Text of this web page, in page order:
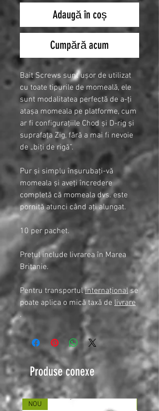
Adaugă în coș
Cumpără acum
Bait Screws sunt ușor de utilizat
cu toate tipurile de momeală, ele
sunt modalitatea perfectă de a-ți
atașa momeala pe platforme, cum
ar fi configurațiile Chod și D-rig și
suprafața Zig, fără a mai fi nevoie
de „biți de rigă”.
Pur și simplu înșurubați-vă
momeala și aveți încredere
completă că momeala dvs. este
pornită atunci când ați alungat.
10 per pachet.
Prețul include livrarea în Marea
Britanie.
Pentru transportulinternaționalse
poate aplica o mică taxă de livrare
.
Produse conexe
NOU NOU